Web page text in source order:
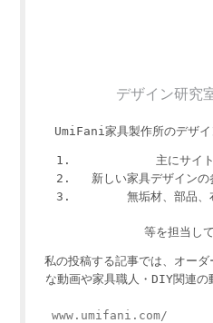
デザイン研
UmiFani家具製作所のデザ
主にサイ
新しい家具デザイン
無垢材、部品
等を担当し
私の投稿する記事では、オー
な動画や家具職人・DIY関連の
www.umifani.com/